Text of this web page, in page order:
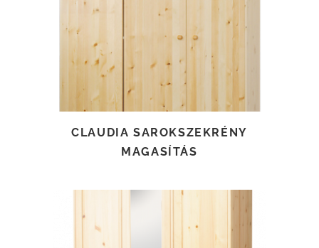
CLAUDIA SAROKSZEKRÉNY
MAGASÍTÁS